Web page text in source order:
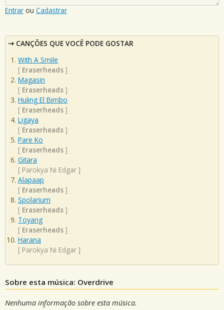
Entrar ou Cadastrar
CANÇÕES QUE VOCÊ PODE GOSTAR
With A Smile
[ Eraserheads ]
Magasin
[ Eraserheads ]
Huling El Bimbo
[ Eraserheads ]
Ligaya
[ Eraserheads ]
Pare Ko
[ Eraserheads ]
Gitara
[ Parokya Ni Edgar ]
Alapaap
[ Eraserheads ]
Spolarium
[ Eraserheads ]
Toyang
[ Eraserheads ]
Harana
[ Parokya Ni Edgar ]
Sobre esta música: Overdrive
Nenhuma informação sobre esta música.